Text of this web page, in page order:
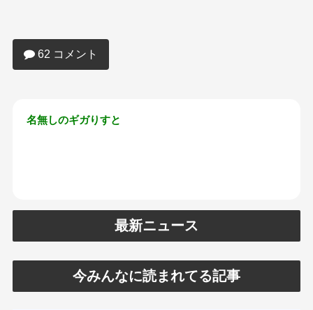
ｗｗｗｗ
62 コメント
名無しのギガりすと
最新ニュース
今みんなに読まれてる記事